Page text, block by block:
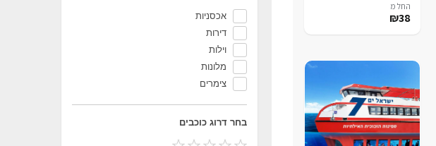
אכסניות
דירות
וילות
מלונות
צימרים
בחר דרוג כוכבים